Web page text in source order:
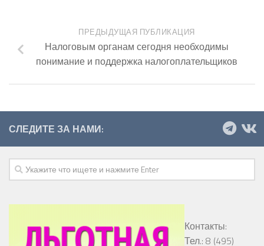
ПРЕДЫДУЩАЯ ПУБЛИКАЦИЯ
Налоговым органам сегодня необходимы
понимание и поддержка налогоплательщиков
СЛЕДИТЕ ЗА НАМИ:
Контакты:
Тел.: 8 (495)